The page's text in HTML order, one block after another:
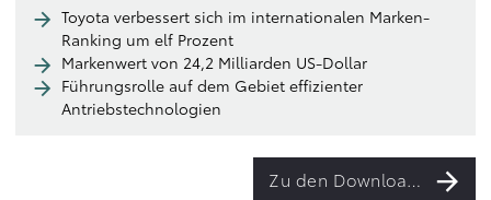
Toyota verbessert sich im internationalen Marken-
Ranking um elf Prozent
Markenwert von 24,2 Milliarden US-Dollar
Führungsrolle auf dem Gebiet effizienter
Antriebstechnologien
Zu den Downloads